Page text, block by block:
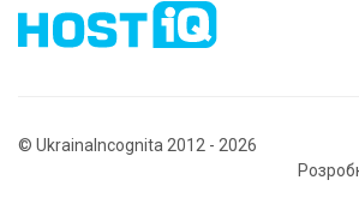
© UkrainaIncognita 2012 - 2026